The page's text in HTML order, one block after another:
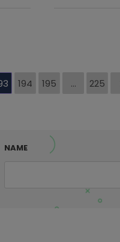
194 195 … 225
NAME